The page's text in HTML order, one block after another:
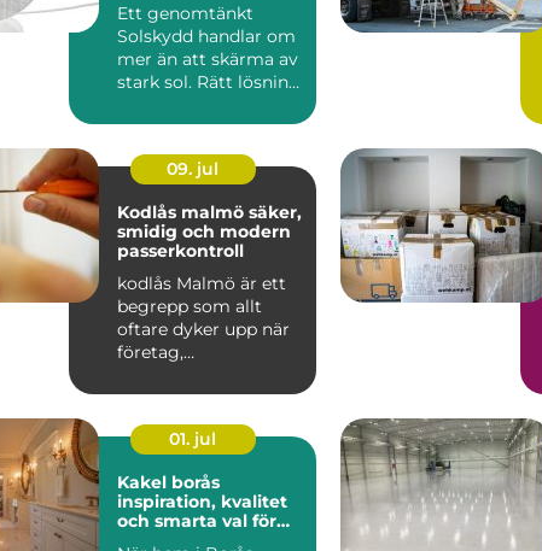
Ett genomtänkt
Solskydd handlar om
mer än att skärma av
stark sol. Rätt lösning
inomhustem...
09. jul
Kodlås malmö säker,
smidig och modern
passerkontroll
kodlås Malmö är ett
begrepp som allt
oftare dyker upp när
företag,
r och privat...
01. jul
Kakel borås
inspiration, kvalitet
och smarta val för